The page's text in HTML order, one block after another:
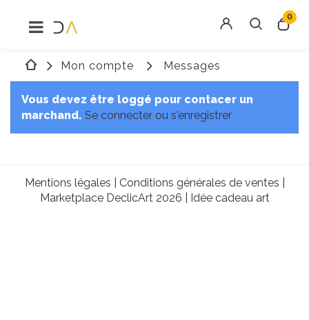
0
Connexion
Mon compte Messages
Vous devez être loggé pour contacer un
marchand. Se connecter ou s'enregistrer
Mentions légales Conditions générales de ventes
Marketplace DeclicArt 2026 | Idée cadeau art